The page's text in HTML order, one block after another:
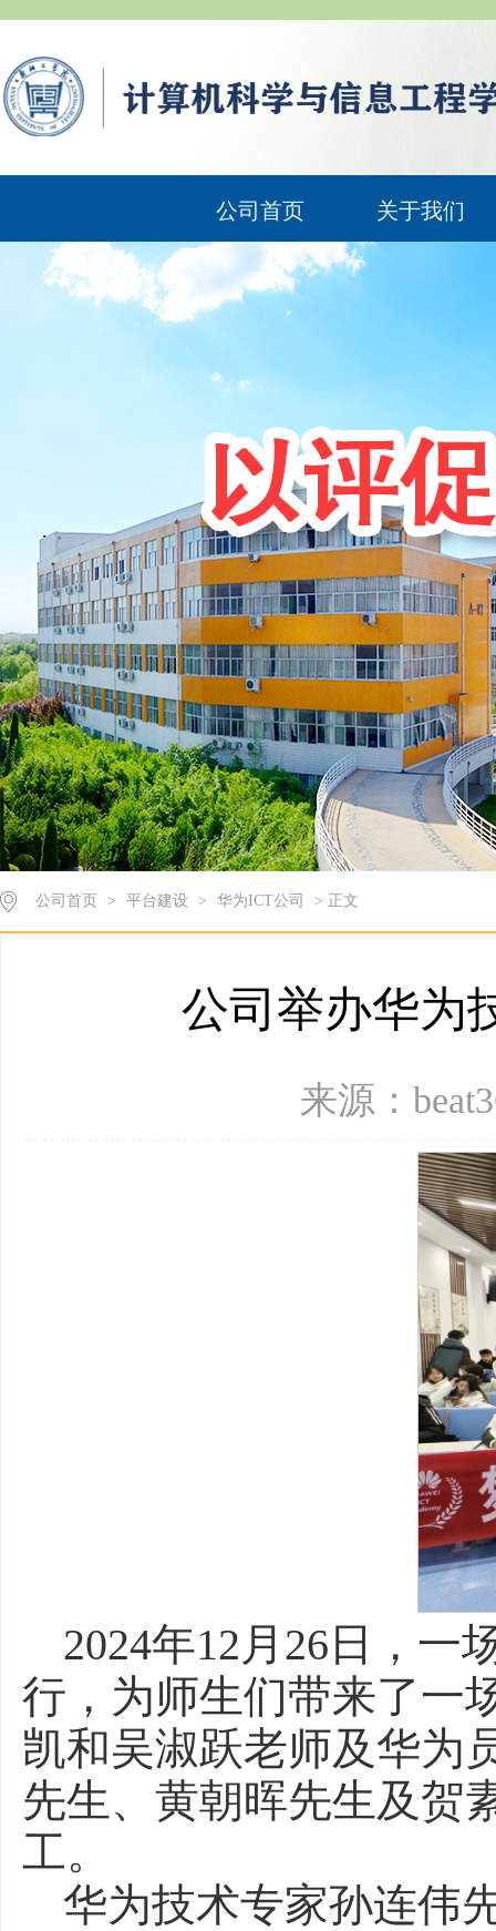
公司首页 关于我们
公司首页 > 平台建设 > 华为ICT公司 > 正文
公司举办华为
来源：
2024年12月26日，一
行，为师生们带来了一
凯和吴淑跃老师及华为
先生、黄朝晖先生及贺
工。
华为技术专家孙连伟